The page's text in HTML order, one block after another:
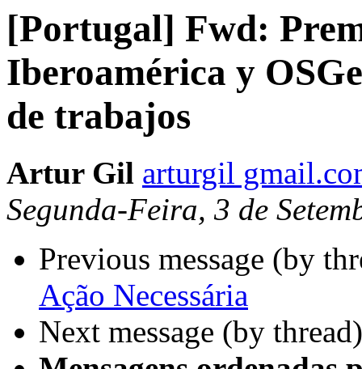
[Portugal] Fwd:
Iberoamérica y
de trabajos
Artur Gil arturgil
Segunda-Feira, 3 de
Previous message (by
Ação Necessária
Next message (by